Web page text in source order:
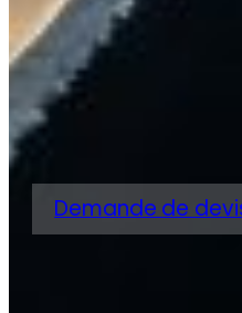
pour
Demande de